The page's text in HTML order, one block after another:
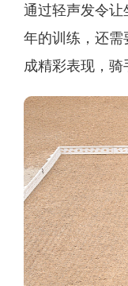
通过轻声发令
年的训练，还
成精彩表现，骑